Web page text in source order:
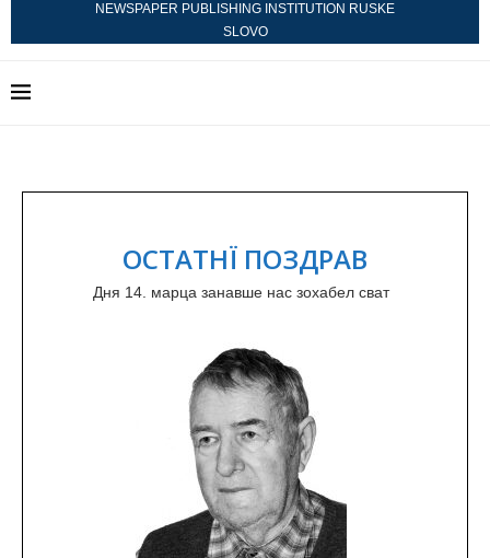
NEWSPAPER PUBLISHING INSTITUTION RUSKE
SLOVO
ОСТАТНЇ ПОЗДРАВ
Дня 14. марца занавше нас зохабел сват